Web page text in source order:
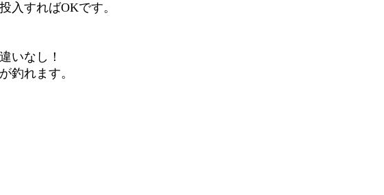
入すればOKです。
いなし！
釣れます。